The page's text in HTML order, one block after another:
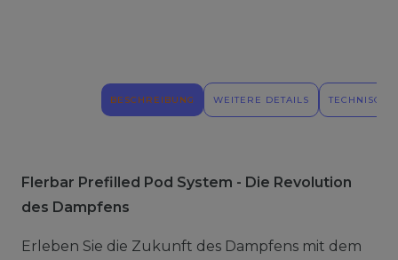
BESCHREIBUNG WEITERE DETAILS
Flerbar Prefilled Pod System - Die Revolution
des Dampfens
Erleben Sie die Zukunft des Dampfens mit dem